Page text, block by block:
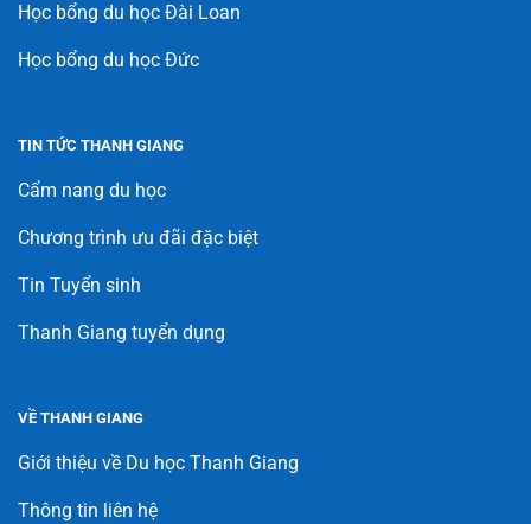
Học bổng du học Đài Loan
Học bổng du học Đức
TIN TỨC THANH GIANG
Cẩm nang du học
Chương trình ưu đãi đặc biệt
Tin Tuyển sinh
Thanh Giang tuyển dụng
VỀ THANH GIANG
Giới thiệu về Du học Thanh Giang
Thông tin liên hệ